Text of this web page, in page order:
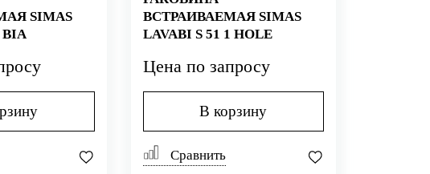
SIMAS
BIA
ВСТРАИВАЕМАЯ SIMAS
LAVABI S 51 1 HOLE
Цена по запросу
В корзину
Сравнить